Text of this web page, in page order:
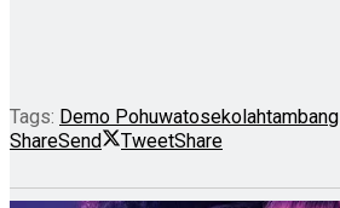
Tags: Demo Pohuwatosekolahtambang
ShareSend TweetShare